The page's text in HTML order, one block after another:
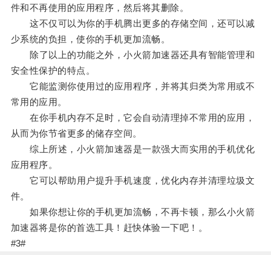
件和不再使用的应用程序，然后将其删除。
这不仅可以为你的手机腾出更多的存储空间，还可以减
少系统的负担，使你的手机更加流畅。
除了以上的功能之外，小火箭加速器还具有智能管理和
安全性保护的特点。
它能监测你使用过的应用程序，并将其归类为常用或不
常用的应用。
在你手机内存不足时，它会自动清理掉不常用的应用，
从而为你节省更多的储存空间。
综上所述，小火箭加速器是一款强大而实用的手机优化
应用程序。
它可以帮助用户提升手机速度，优化内存并清理垃圾文
件。
如果你想让你的手机更加流畅，不再卡顿，那么小火箭
加速器将是你的首选工具！赶快体验一下吧！。
#3#